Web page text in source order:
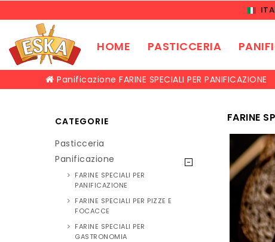
HOME PASTICCERIA
Panificazione FARINE SPECIALI PER PANIFICAZIONE
CATEGORIE
Pasticceria
Panificazione
FARINE SPECIALI PER
PANIFICAZIONE
FARINE SPECIALI PER PIZZE E
FOCACCE
FARINE SPECIALI PER
GASTRONOMIA
FARINE